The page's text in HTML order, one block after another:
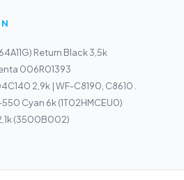
Return Black 3,5k
006R01393
2,9k | WF-C8190, C8610 .
Cyan 6k (1T02HMCEU0)
(3500B002)